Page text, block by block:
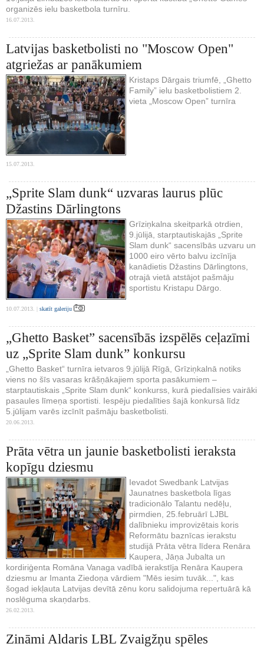
organizēs ielu basketbola turnīru.
16.07.2013.
Latvijas basketbolisti no "Moscow Open"
atgriežas ar panākumiem
Kristaps Dārgais triumfē, „Ghetto
Family” ielu basketbolistiem 2.
vieta „Moscow Open” turnīra
15.07.2013.
„Sprite Slam dunk“ uzvaras laurus plūc
Džastins Dārlingtons
Grīziņkalna skeitparkā otrdien,
9.jūlijā, starptautiskajās „Sprite
Slam dunk“ sacensībās uzvaru un
1000 eiro vērto balvu izcīnīja
kanādietis Džastins Dārlingtons,
otrajā vietā atstājot pašmāju
sportistu Kristapu Dārgo.
10.07.2013. | skatīt galeriju
„Ghetto Basket” sacensībās izspēlēs ceļazīmi
uz „Sprite Slam dunk” konkursu
„Ghetto Basket“ turnīra ietvaros 9.jūlijā Rīgā, Grīziņkalnā notiks
viens no šīs vasaras krāšņākajiem sporta pasākumiem –
starptautiskais „Sprite Slam dunk“ konkurss, kurā piedalīsies vairāki
pasaules līmeņa sportisti. Iespēju piedalīties šajā konkursā līdz
5.jūlijam varēs izcīnīt pašmāju basketbolisti.
20.06.2013.
Prāta vētra un jaunie basketbolisti ieraksta
kopīgu dziesmu
Ievadot Swedbank Latvijas
Jaunatnes basketbola līgas
tradicionālo Talantu nedēļu,
pirmdien, 25.februārī LJBL
dalībnieku improvizētais koris
Reformātu baznīcas ierakstu
studijā Prāta vētra līdera Renāra
Kaupera, Jāņa Jubalta un
kordiriģenta Romāna Vanaga vadībā ierakstīja Renāra Kaupera
dziesmu ar Imanta Ziedoņa vārdiem "Mēs iesim tuvāk...", kas
šogad iekļauta Latvijas devītā zēnu koru salidojuma repertuārā kā
noslēguma skaņdarbs.
26.02.2013.
Zināmi Aldaris LBL Zvaigžņu spēles